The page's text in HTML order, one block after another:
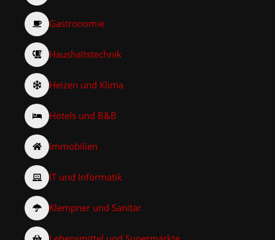
Gastronomie
Haushaltstechnik
Heizen und Klima
Hotels und B&B
Immobilien
IT und Informatik
Klempner und Sanitär